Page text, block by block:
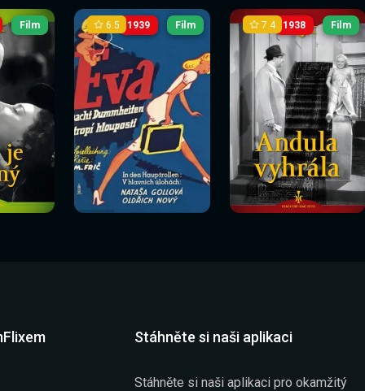
Film 1939
Sledovat
nyní
6.5 Film
Sledovat nyní
1938
Sledovat
nyní
7.4 Film
Sledovat nyní
Stáhněte si naši aplikaci
Stáhněte si naši aplikaci pro okamžitý